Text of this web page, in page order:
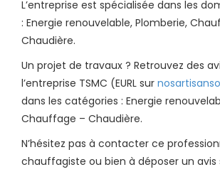
L’entreprise est spécialisée dans les
: Energie renouvelable, Plomberie,
Chaudière.
Un projet de travaux ? Retrouvez des
l’entreprise TSMC (EURL sur
dans les catégories : Energie
Chauffage – Chaudière.
N’hésitez pas à contacter ce
chauffagiste ou bien à déposer un avis